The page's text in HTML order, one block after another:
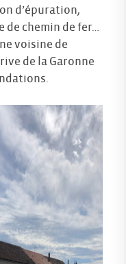
d’épuration,
chemin de fer…
voisine de
de la Garonne